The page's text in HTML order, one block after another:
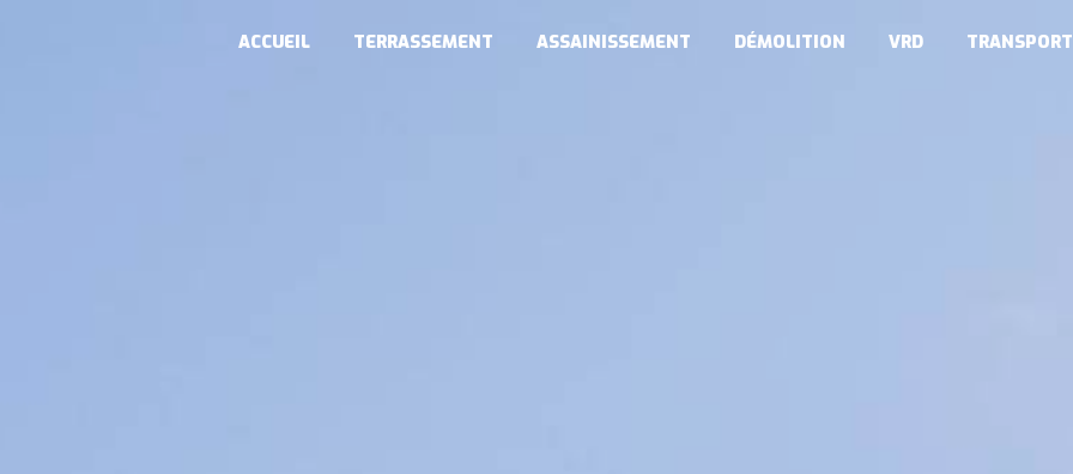
ACCUEIL TERRASSEMENT ASSAINISSEMENT DÉMOLITION VRD TRANSPORT